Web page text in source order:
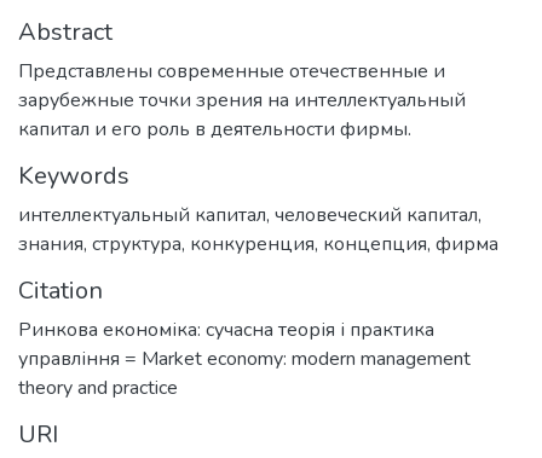
Abstract
Представлены современные отечественные и
зарубежные точки зрения на интеллектуальный
капитал и его роль в деятельности фирмы.
Keywords
интеллектуальный капитал, человеческий капитал,
знания, структура, конкуренция, концепция, фирма
Citation
Ринкова економіка: сучасна теорія і практика
управління = Market economy: modern management
theory and practice
URI